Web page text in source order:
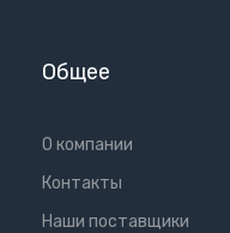
Общее
О компании
Контакты
Наши поставщики